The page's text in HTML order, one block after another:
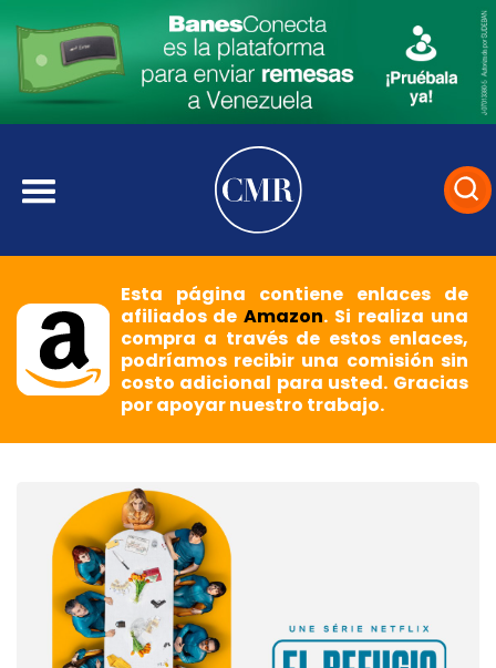
Esta página contiene enlaces de
afiliados deAmazon. Si realiza una
compra a través de estos enlaces,
podríamos recibir una comisión sin
costo adicional para usted. Gracias
por apoyar nuestro trabajo.